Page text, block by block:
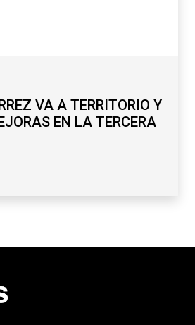
VA A TERRITORIO Y
EN LA TERCERA